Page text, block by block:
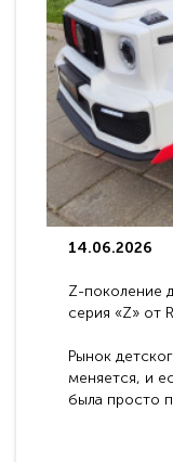
14.06.2026
Z-поколение
серия «Z» от
Рынок
меняется, и
была просто